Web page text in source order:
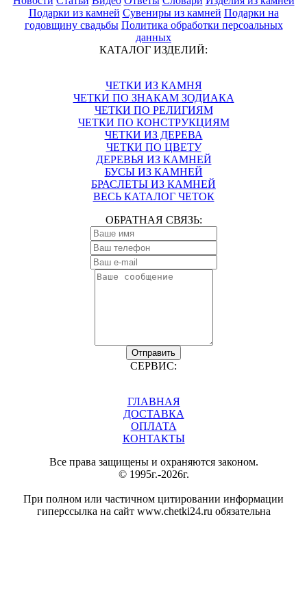
Подарки из камней Сувениры из камней Подарки на
годовщину свадьбы Политика обработки персоальных
данных
КАТАЛОГ ИЗДЕЛИЙ:
ЧЕТКИ ИЗ КАМНЯ
ЧЕТКИ ПО ЗНАКАМ ЗОДИАКА
ЧЕТКИ ПО РЕЛИГИЯМ
ЧЕТКИ ПО КОНСТРУКЦИЯМ
ЧЕТКИ ИЗ ДЕРЕВА
ЧЕТКИ ПО ЦВЕТУ
ДЕРЕВЬЯ ИЗ КАМНЕЙ
БУСЫ ИЗ КАМНЕЙ
БРАСЛЕТЫ ИЗ КАМНЕЙ
ВЕСЬ КАТАЛОГ ЧЕТОК
ОБРАТНАЯ СВЯЗЬ:
Отправить
СЕРВИС:
ГЛАВНАЯ
ДОСТАВКА
ОПЛАТА
КОНТАКТЫ
Все права защищены и охраняются законом.
© 1995г.-2026г.
При полном или частичном цитировании информации
гиперссылка на сайт www.chetki24.ru обязательна